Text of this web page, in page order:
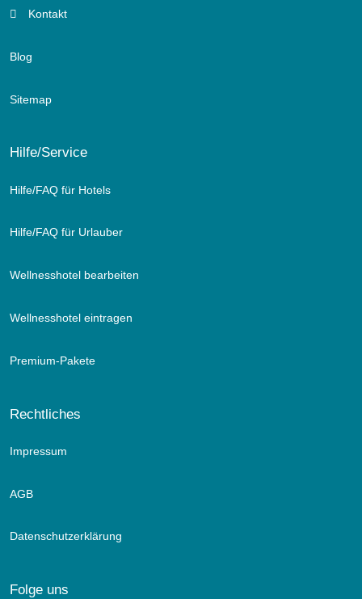
Kontakt
Blog
Sitemap
Hilfe/Service
Hilfe/FAQ für Hotels
Hilfe/FAQ für Urlauber
Wellnesshotel bearbeiten
Wellnesshotel eintragen
Premium-Pakete
Rechtliches
Impressum
AGB
Datenschutzerklärung
Folge uns